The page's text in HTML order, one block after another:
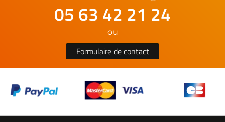
05 63 42 21 24
ou
Formulaire de contact